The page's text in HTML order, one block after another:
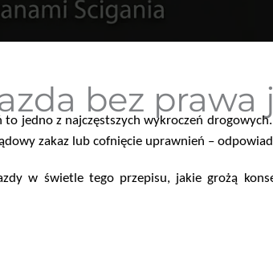
bez prawa
jedno z najczęstszych wykroczeń
zakaz lub cofnięcie uprawnień –
w świetle tego przepisu, jakie grożą